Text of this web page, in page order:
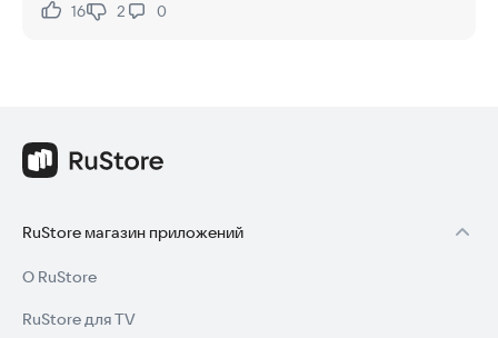
Нравится:
16Не нравится:
2 0
RuStore магазин приложений
О RuStore
RuStore для TV